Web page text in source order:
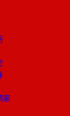
家